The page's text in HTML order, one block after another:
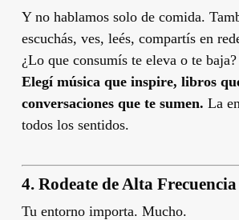
Y no hablamos solo de comida.
escuchás, ves, leés, compartís en
¿Lo que consumís te eleva o te baja?
Elegí música que inspire, libros
conversaciones que te sumen. La
todos los sentidos.
4. Rodeate de Alta Frecuencia
Tu entorno importa. Mucho.